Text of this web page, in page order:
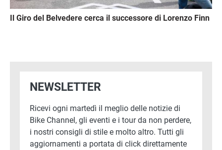
Il Giro del Belvedere cerca il successore di Lorenzo Finn
NEWSLETTER
Ricevi ogni martedì il meglio delle notizie di
Bike Channel, gli eventi e i tour da non perdere,
i nostri consigli di stile e molto altro. Tutti gli
aggiornamenti a portata di click direttamente